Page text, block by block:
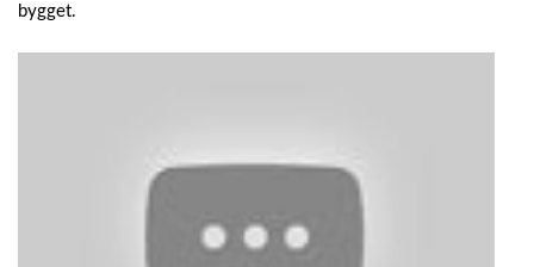
bygget.